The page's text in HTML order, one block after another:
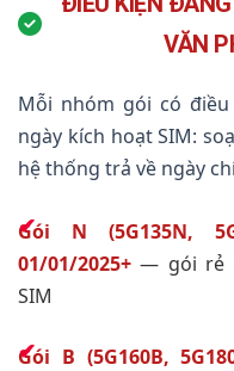
VĂN
Mỗi nhóm gói có
ngày kích hoạt SIM:
hệ thống trả về ngày
Gói N (5G135N,
01/01/2025+ — gói rẻ
SIM
Gói B (5G160B,